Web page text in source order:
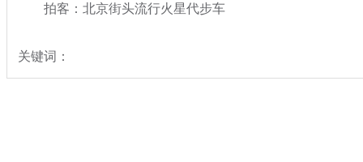
拍客：北京街头流行火星代步车
关键词：